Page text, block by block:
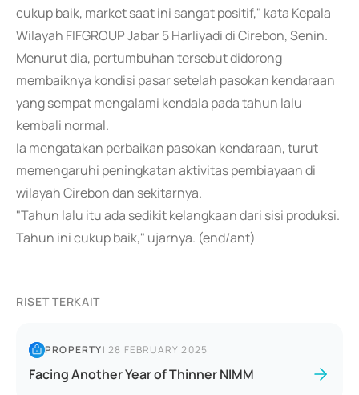
cukup baik, market saat ini sangat positif," kata Kepala
Wilayah FIFGROUP Jabar 5 Harliyadi di Cirebon, Senin.
Menurut dia, pertumbuhan tersebut didorong
membaiknya kondisi pasar setelah pasokan kendaraan
yang sempat mengalami kendala pada tahun lalu
kembali normal.
Ia mengatakan perbaikan pasokan kendaraan, turut
memengaruhi peningkatan aktivitas pembiayaan di
wilayah Cirebon dan sekitarnya.
"Tahun lalu itu ada sedikit kelangkaan dari sisi produksi.
Tahun ini cukup baik," ujarnya. (end/ant)
RISET TERKAIT
PROPERTY|28 FEBRUARY 2025
Facing Another Year of Thinner NIMM